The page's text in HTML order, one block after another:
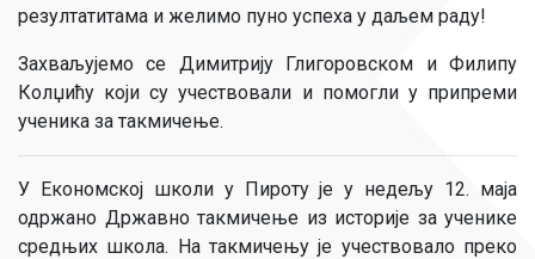
резултатитама и желимо пуно успеха у даљем раду!
Захваљујемо се Димитрију Глигоровском и Филипу
Колџићу који су учествовали и помогли у припреми
ученика за такмичење.
У Економској школи у Пироту је у недељу 12. маја
одржано Државно такмичење из историје за ученике
средњих школа. На такмичењу је учествовало преко